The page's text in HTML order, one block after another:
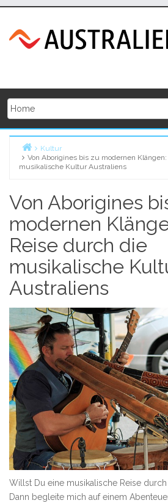
content
Home
Kultur
Von Aborigines bis zu modernen
musikalische Kultur Australiens
Von Aborigines
modernen
Reise durch die
musikalische
Australiens
Willst Du eine musikalische Reise
Dann begleite mich auf einem